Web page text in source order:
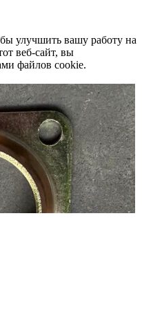
улучшить вашу работу на
веб-сайт, вы
файлов cookie.